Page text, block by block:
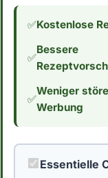
besten, sich
konzentrieren
diese
Daten
Fehler wird
immer
✅Kostenlose
✅
Bessere
✅
Weniger
Werbung
Essentielle